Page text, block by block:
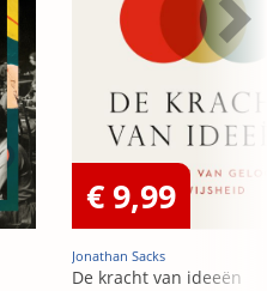
€ 9,99
Jonathan Sacks
De kracht van ideeën